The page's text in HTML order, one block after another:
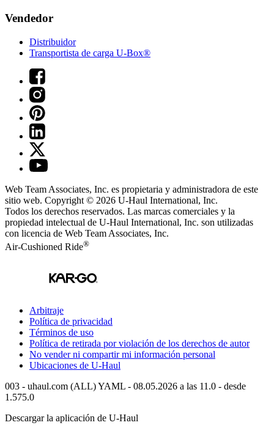
Vendedor
Distribuidor
Transportista de carga U-Box®
Web Team Associates, Inc. es propietaria y administradora de este
sitio web. Copyright © 2026 U-Haul International, Inc.
Todos los derechos reservados. Las marcas comerciales y la
propiedad intelectual de U-Haul International, Inc. son utilizadas
con licencia de Web Team Associates, Inc.
Air-Cushioned Ride®
Arbitraje
Política de privacidad
Términos de uso
Política de retirada por violación de los derechos de autor
No vender ni compartir mi información personal
Ubicaciones de U-Haul
003 - uhaul.com (ALL) YAML - 08.05.2026 a las 11.0 - desde
1.575.0
Descargar la aplicación de U-Haul